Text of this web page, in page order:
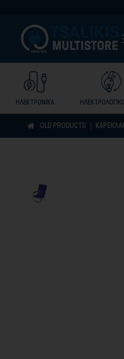
ΗΛΕΚΤΡΟΝΙΚΑ
OLD PRODUCTS